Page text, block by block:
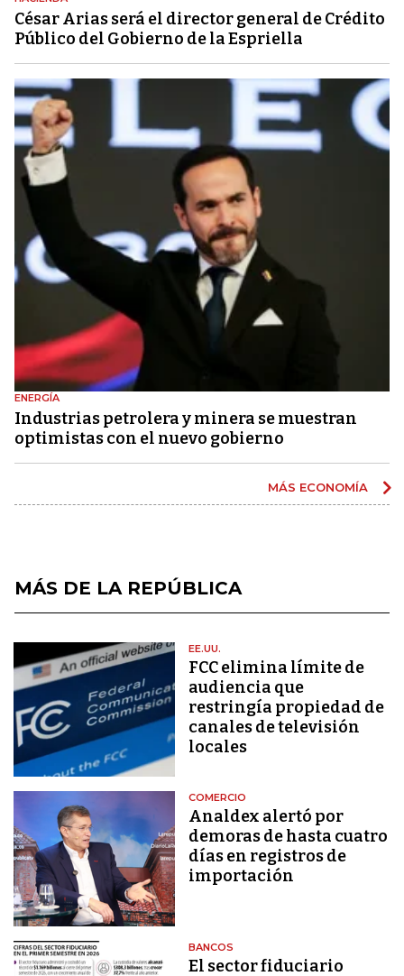
César Arias será el director general de Crédito
Público del Gobierno de la Espriella
ENERGÍA
Industrias petrolera y minera se muestran
optimistas con el nuevo gobierno
MÁS ECONOMÍA
MÁS DE LA REPÚBLICA
EE.UU.
FCC elimina límite de
audiencia que
restringía propiedad de
canales de televisión
locales
COMERCIO
Analdex alertó por
demoras de hasta cuatro
días en registros de
importación
BANCOS
El sector fiduciario